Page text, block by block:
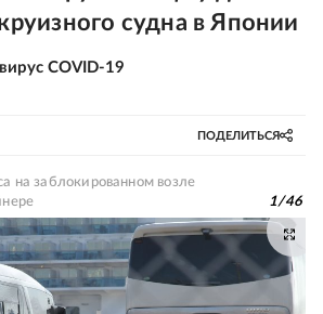
судна в Японии
COVID-19
ПОДЕЛИТЬСЯ
на заблокированном возле
1/46